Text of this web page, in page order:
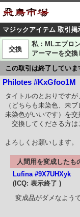
マジックアイテム 取引
交換
私：MLエプロ
アーマーを交換
この取引は終了していま
Philotes #KxGfoo1M
タイトルのとおりです
（どちらも未染色、未
未染色がいいです）を交
交換してくださる方は
よろしくお願いします。
人間用を変成したも
Lufina #9X7UHXyk
(ICQ: 表示終了 )
変成品がダメなよう